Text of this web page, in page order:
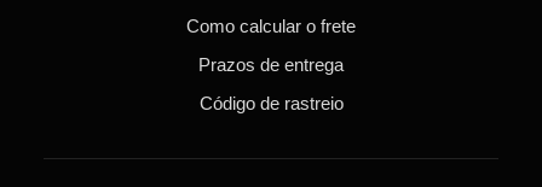
Como calcular o frete
Prazos de entrega
Código de rastreio